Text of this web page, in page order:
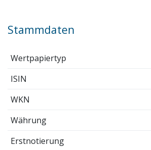
Stammdaten
Wertpapiertyp
ISIN
WKN
Währung
Erstnotierung